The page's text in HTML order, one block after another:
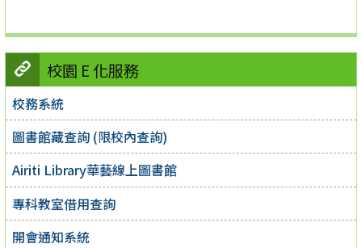
校園 E 化服務
校務系統
圖書館藏查詢 (限校內查詢)
Airiti Library華藝線上圖書館
專科教室借用查詢
開會通知系統